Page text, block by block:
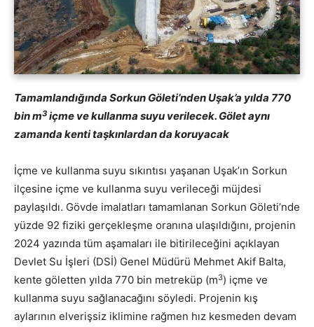
Tamamlandığında Sorkun Göleti’nden Uşak’a yılda 770
bin m3 içme ve kullanma suyu verilecek. Gölet aynı
zamanda kenti taşkınlardan da koruyacak
İçme ve kullanma suyu sıkıntısı yaşanan Uşak’ın Sorkun
ilçesine içme ve kullanma suyu verileceği müjdesi
paylaşıldı. Gövde imalatları tamamlanan Sorkun Göleti’nde
yüzde 92 fiziki gerçekleşme oranına ulaşıldığını, projenin
2024 yazında tüm aşamaları ile bitirileceğini açıklayan
Devlet Su İşleri (DSİ) Genel Müdürü Mehmet Akif Balta,
kente göletten yılda 770 bin metreküp (m3) içme ve
kullanma suyu sağlanacağını söyledi. Projenin kış
aylarının elverişsiz iklimine rağmen hız kesmeden devam